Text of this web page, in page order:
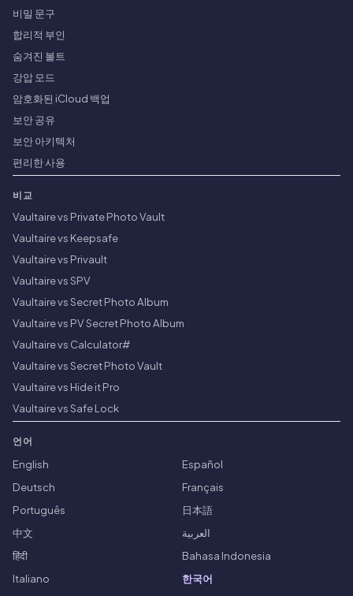
비밀 문구
합리적 부인
숨겨진 볼트
강압 모드
암호화된 iCloud 백업
보안 공유
보안 아키텍처
편리한 사용
비교
Vaultaire vs Private Photo Vault
Vaultaire vs Keepsafe
Vaultaire vs Privault
Vaultaire vs SPV
Vaultaire vs Secret Photo Album
Vaultaire vs PV Secret Photo Album
Vaultaire vs Calculator#
Vaultaire vs Secret Photo Vault
Vaultaire vs Hide it Pro
Vaultaire vs Safe Lock
언어
English
Español
Deutsch
Français
Português
日本語
中文
العربية
हिंदी
Bahasa Indonesia
Italiano
한국어